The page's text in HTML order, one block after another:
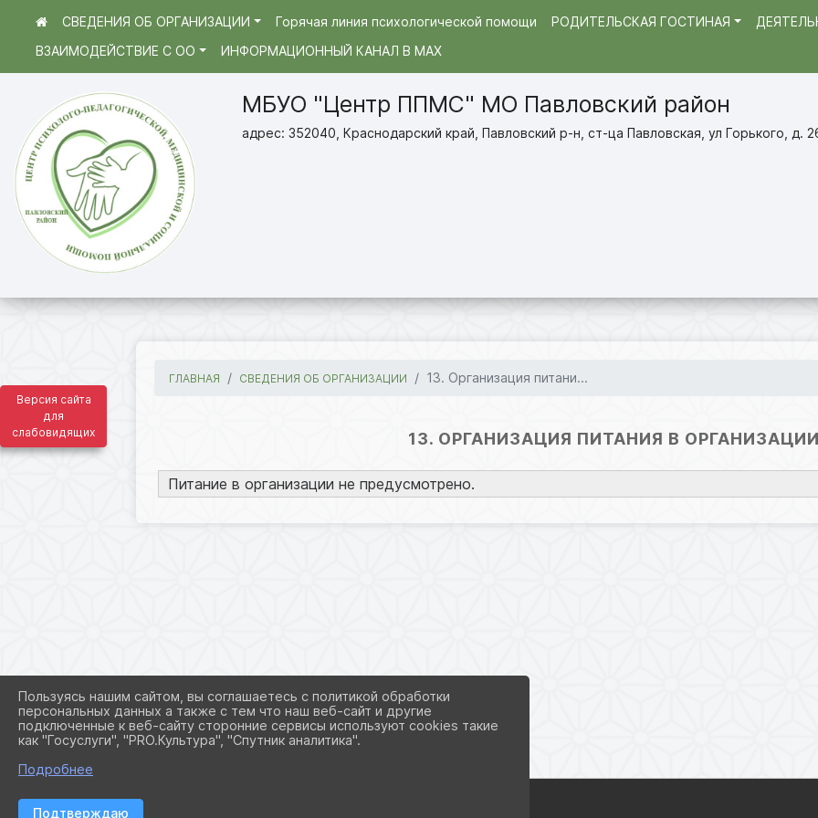
Версия сайта
для
слабовидящих
МБУО "Центр ППМС" МО Павловский район
адрес: 352040, Краснодарский край, Павловский р-н, ст-ца Павловская, ул Горького, д.
СВЕДЕНИЯ ОБ ОРГАНИЗАЦИИ Горячая линия психологической помощи РОДИТЕЛЬСКАЯ ГОСТИНАЯ
ВЗАИМОДЕЙСТВИЕ С ОО
ИНФОРМАЦИОННЫЙ КАНАЛ В МАХ
ГЛАВНАЯ СВЕДЕНИЯ ОБ ОРГАНИЗАЦИИ 13. Организация питани...
13. ОРГАНИЗАЦИЯ ПИТАНИЯ В
Питание в организации не предусмотрено.
Пользуясь нашим сайтом, вы соглашаетесь с политикой обработки
персональных данных а также с тем что наш веб-сайт и другие
подключенные к веб-сайту сторонние сервисы используют cookies такие
как "Госуслуги", "PRO.Культура", "Спутник аналитика".
Подробнее
Подтверждаю